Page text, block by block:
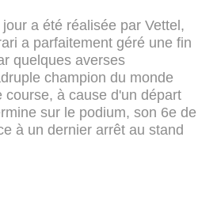
a été réalisée par Vettel,
a parfaitement géré une fin
quelques averses
champion du monde
course, à cause d'un départ
sur le podium, son 6e de
à un dernier arrêt au stand